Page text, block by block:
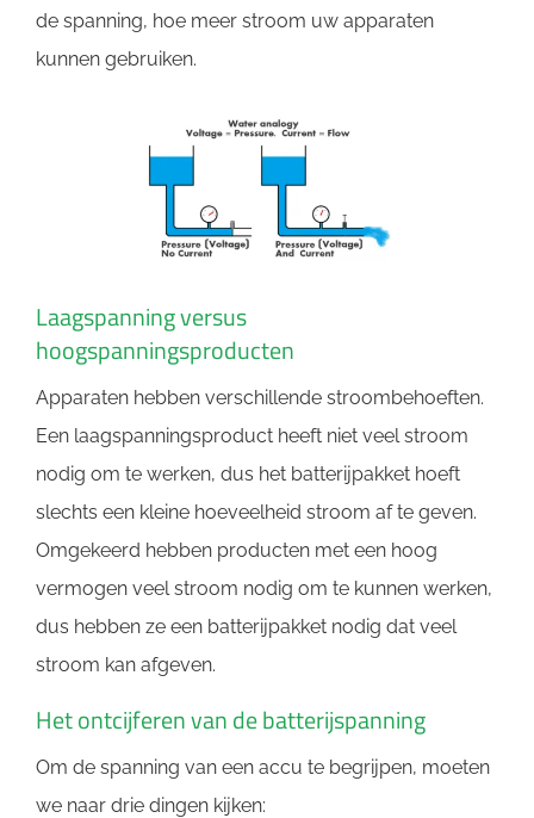
de spanning, hoe meer stroom uw apparaten
kunnen gebruiken.
Laagspanning versus
hoogspanningsproducten
Apparaten hebben verschillende stroombehoeften.
Een laagspanningsproduct heeft niet veel stroom
nodig om te werken, dus het batterijpakket hoeft
slechts een kleine hoeveelheid stroom af te geven.
Omgekeerd hebben producten met een hoog
vermogen veel stroom nodig om te kunnen werken,
dus hebben ze een batterijpakket nodig dat veel
stroom kan afgeven.
Het ontcijferen van de batterijspanning
Om de spanning van een accu te begrijpen, moeten
we naar drie dingen kijken: